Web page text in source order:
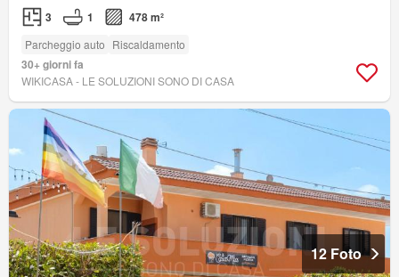
3 1 478 m²
Parcheggio auto Riscaldamento
30+ giorni fa
WIKICASA - LE SOLUZIONI SONO DI CASA
12 Foto